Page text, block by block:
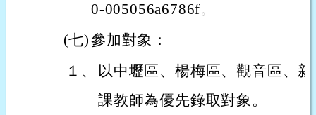
0-005056a6786f。
(七)參加對象：
１、
以中壢區、楊梅區、觀音區、
課教師為優先錄取對象。